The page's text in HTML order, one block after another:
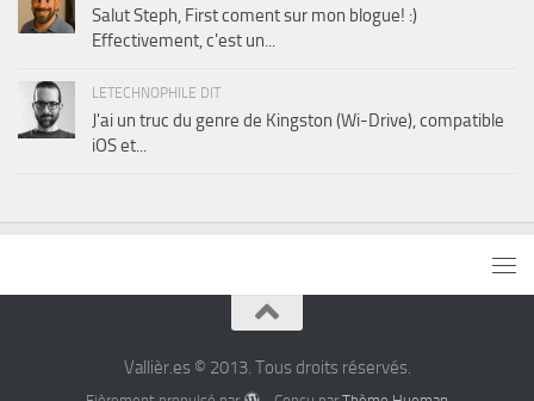
Salut Steph, First coment sur mon blogue! :)
Effectivement, c'est un...
LETECHNOPHILE DIT
J'ai un truc du genre de Kingston (Wi-Drive), compatible
iOS et...
Vallièr.es © 2013. Tous droits réservés.